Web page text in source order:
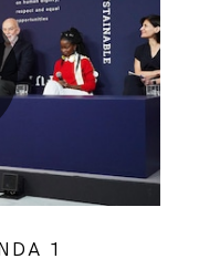
1